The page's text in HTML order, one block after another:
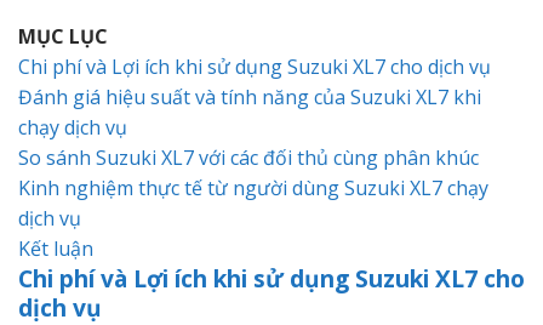
MỤC LỤC
Chi phí và Lợi ích khi sử dụng Suzuki XL7 cho dịch vụ
Đánh giá hiệu suất và tính năng của Suzuki XL7 khi
chạy dịch vụ
So sánh Suzuki XL7 với các đối thủ cùng phân khúc
Kinh nghiệm thực tế từ người dùng Suzuki XL7 chạy
dịch vụ
Kết luận
Chi phí và Lợi ích khi sử dụng Suzuki XL7 cho
dịch vụ